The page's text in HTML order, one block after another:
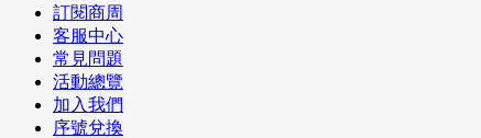
訂閱商周
客服中心
常見問題
活動總覽
加入我們
序號兌換